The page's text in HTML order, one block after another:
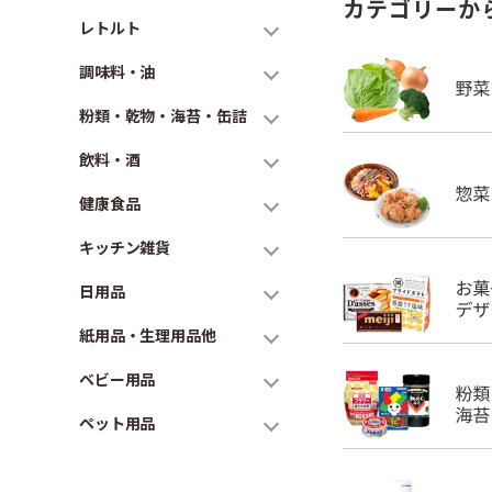
レトルト
調味料・油
粉類・乾物・海苔・缶詰
飲料・酒
健康食品
キッチン雑貨
日用品
紙用品・生理用品他
ベビー用品
ペット用品
カテゴリーか